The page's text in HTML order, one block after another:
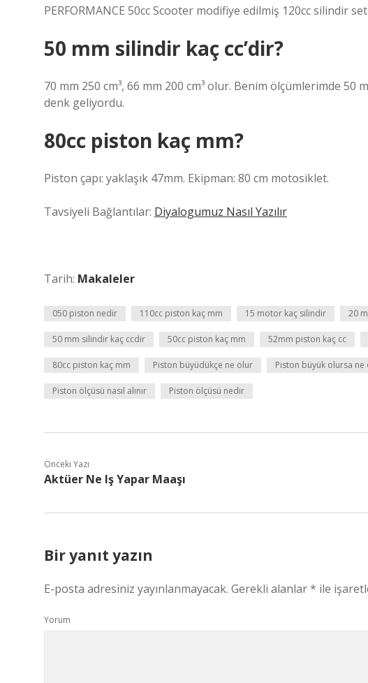
PERFORMANCE 50cc Scooter modifiye edilmiş 120cc silindir
50 mm silindir kaç cc’dir?
70 mm 250 cm³, 66 mm 200 cm³ olur. Benim ölçümlerimde 50
denk geliyordu.
80cc piston kaç mm?
Piston çapı: yaklaşık 47mm. Ekipman: 80 cm motosiklet.
Tavsiyeli Bağlantılar: Diyalogumuz Nasıl Yazılır
Tarih: Makaleler
050 piston nedir 110cc piston kaç mm 15 motor kaç silindir 20
50 mm silindir kaç ccdir 50cc piston kaç mm 52mm piston kaç cc
80cc piston kaç mm Piston büyüdükçe ne olur Piston büyük olursa ne
Piston ölçüsü nasıl alınır Piston ölçüsü nedir
Önceki Yazı
Aktüer Ne Iş Yapar Maaşı
Bir yanıt yazın
E-posta adresiniz yayınlanmayacak. Gerekli alanlar* ile
Yorum